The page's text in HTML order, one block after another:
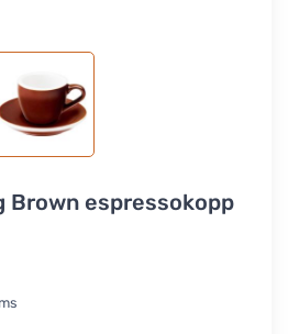
Brown espressokopp